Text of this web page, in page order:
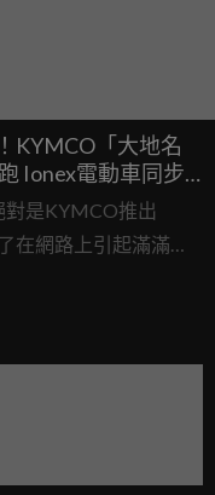
KYMCO「大地名
Ionex電動車同步
是KYMCO推出
在網路上引起滿滿討
不應求，今天
元的全新優惠，包